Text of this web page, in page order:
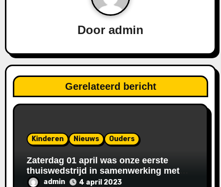
i
g
a
t
Door admin
Gerelateerd bericht
Kinderen Nieuws Ouders
Zaterdag 01 april was onze eerste
thuiswedstrijd in samenwerking met
SDW.admin 4 april 2023